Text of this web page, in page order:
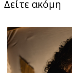
Δείτε ακόμη